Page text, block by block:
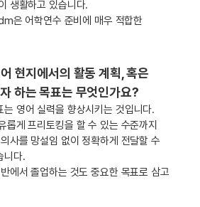
생활하고 있습니다.
은 어학연수 준비에 매우 적합한
현지에서의 활동 계획, 혹은
하는 목표는 무엇인가요?
는 영어 실력을 향상시키는 것입니다.
롭게 프리토킹을 할 수 있는 수준까지
사를 망설임 없이 정확하게 전달할 수
니다.
에서 졸업하는 것도 중요한 목표로 삼고